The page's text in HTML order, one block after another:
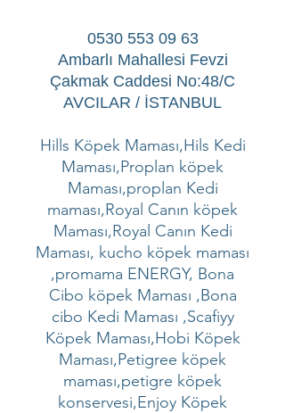
0530 553 09 63
Ambarlı Mahallesi Fevzi
Çakmak Caddesi No:48/C
AVCILAR / İSTANBUL
Hills Köpek Maması,Hils Kedi
Maması,Proplan köpek
Maması,proplan Kedi
maması,Royal Canın köpek
Maması,Royal Canın Kedi
Maması, kucho köpek maması
,promama ENERGY, Bona
Cibo köpek Maması ,Bona
cibo Kedi Maması ,Scafiyy
Köpek Maması,Hobi Köpek
Maması,Petigree köpek
maması,petigre köpek
konservesi,Enjoy Köpek